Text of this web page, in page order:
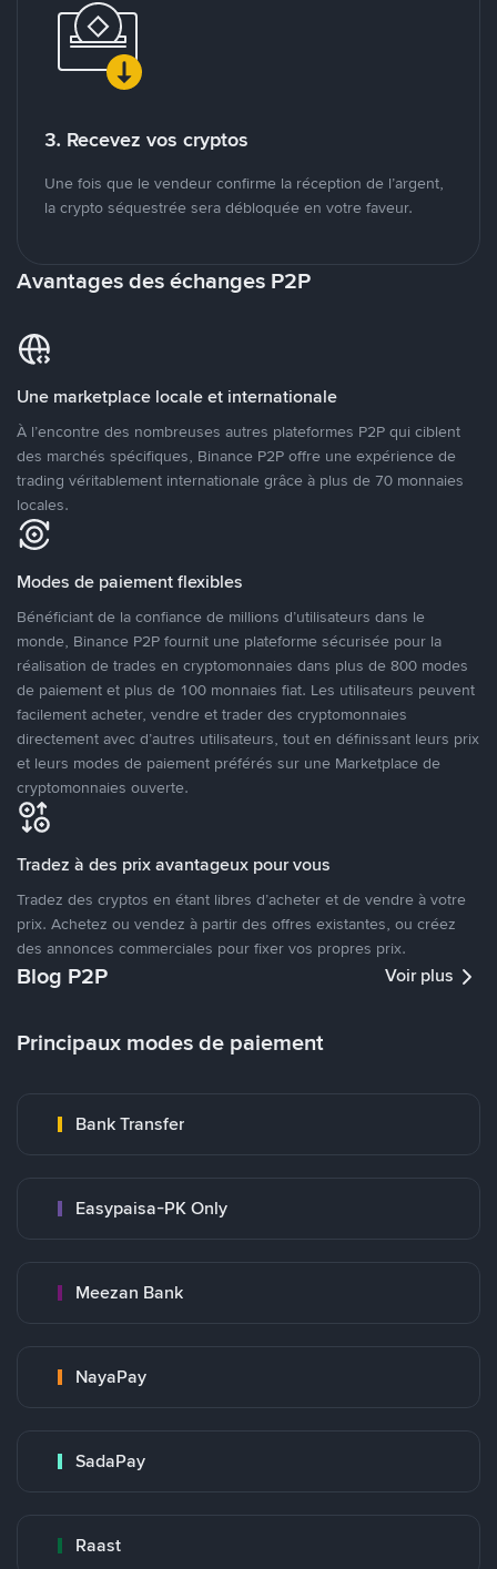
3. Recevez vos cryptos
Une fois que le vendeur confirme la réception de l’argent,
la crypto séquestrée sera débloquée en votre faveur.
Avantages des échanges P2P
Une marketplace locale et internationale
À l’encontre des nombreuses autres plateformes P2P qui ciblent
des marchés spécifiques, Binance P2P offre une expérience de
trading véritablement internationale grâce à plus de 70 monnaies
locales.
Modes de paiement flexibles
Bénéficiant de la confiance de millions d’utilisateurs dans le
monde, Binance P2P fournit une plateforme sécurisée pour la
réalisation de trades en cryptomonnaies dans plus de 800 modes
de paiement et plus de 100 monnaies fiat. Les utilisateurs peuvent
facilement acheter, vendre et trader des cryptomonnaies
directement avec d’autres utilisateurs, tout en définissant leurs prix
et leurs modes de paiement préférés sur une Marketplace de
cryptomonnaies ouverte.
Tradez à des prix avantageux pour vous
Tradez des cryptos en étant libres d’acheter et de vendre à votre
prix. Achetez ou vendez à partir des offres existantes, ou créez
des annonces commerciales pour fixer vos propres prix.
Blog P2P Voir plus
Principaux modes de paiement
Bank Transfer
Easypaisa-PK Only
Meezan Bank
NayaPay
SadaPay
Raast